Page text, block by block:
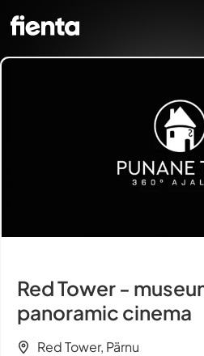
Red Tower -
panoramic cinema
Red Tower, Pärnu